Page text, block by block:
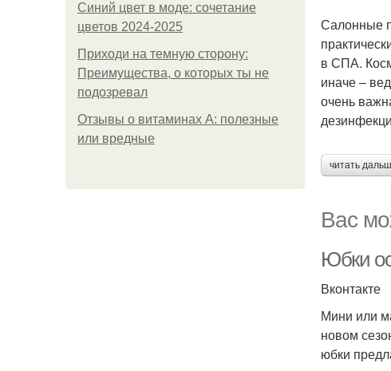
Синий цвет в моде: сочетание
цветов 2024-2025
Приходи на темную сторону:
Преимущества, о которых ты не
подозревал
Отзывы о витаминах А: полезные
или вредные
Салонные
в СПА.
иначе –
очень
читать
Вас
Юбки
Вконтакте
Мини или
новом
юбки